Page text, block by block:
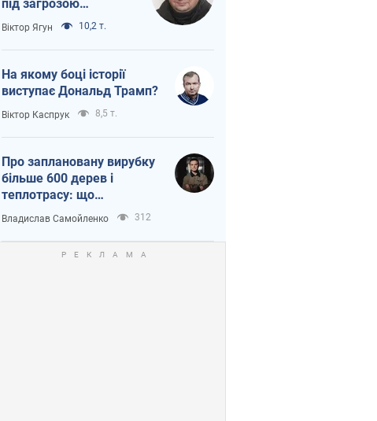
під загрозою
критична логістика
Віктор Ягун 10,2 т.
На якому боці історії
виступає Дональд Трамп?
Віктор Каспрук 8,5 т.
Про заплановану вирубку
більше 600 дерев і
теплотрасу: що
відбувається на Теремках
у Києві
Владислав Самойленко 312